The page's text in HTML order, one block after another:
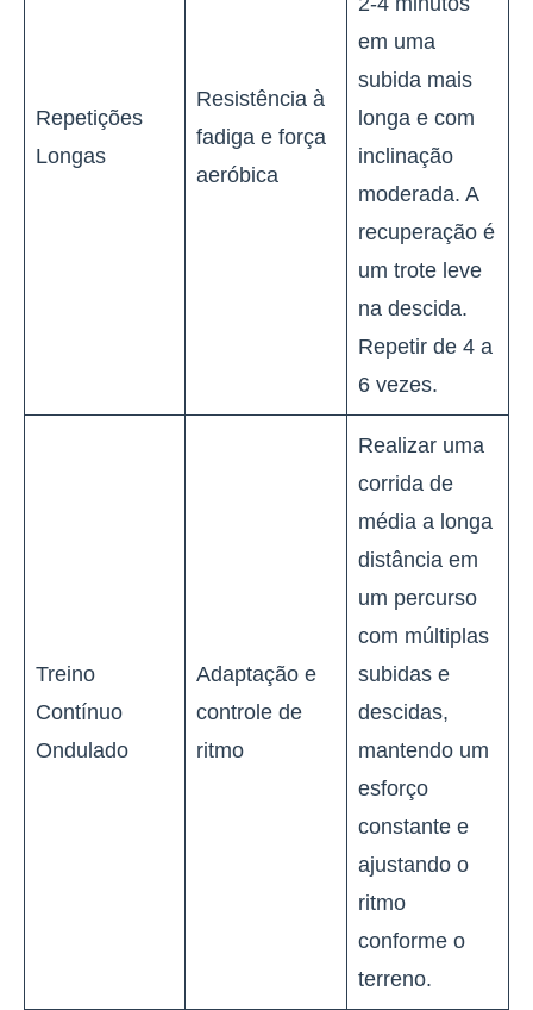
Repetições
Longas
Resistência à
fadiga e força
aeróbica
em uma
subida mais
longa e com
inclinação
moderada. A
recuperação é
um trote leve
na descida.
Repetir de 4 a
6 vezes.
Treino
Contínuo
Ondulado
Adaptação e
controle de
ritmo
Realizar uma
corrida de
média a longa
distância em
um percurso
com múltiplas
subidas e
descidas,
mantendo um
esforço
constante e
ajustando o
ritmo
conforme o
terreno.